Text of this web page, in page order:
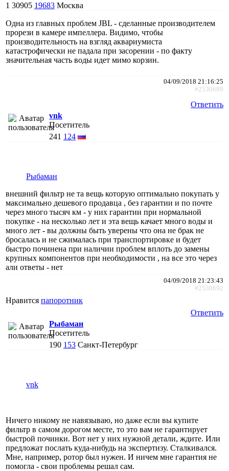
1 30905 19683 Москва
Одна из главных проблем JBL - сделанные производителем
прорези в камере импеллера. Видимо, чтобы
производительность на взгляд аквариумиста
катастрофически не падала при засорении - по факту
значительная часть воды идет мимо корзин.
04/09/2018 21:16:25
#2530689
Ответить
vnk
Посетитель
241 124
Рыбаман
внешний фильтр не та вещь которую оптимально покупать у
максимально дешевого продавца , без гарантии и по почте
через много тысяч км - у них гарантии при нормальной
покупке - на несколько лет и эта вещь качает много воды и
много лет - вы должны быть уверены что она не брак не
бросалась и не сжималась при транспортировке и будет
быстро починена при наличии проблем вплоть до замены
крупных компонентов при необходимости , на все это через
али ответы - нет
04/09/2018 21:23:43
#2530692
Нравится папоротник
Ответить
Рыбаман
Посетитель
190 153 Санкт-Петербург
vnk
Ничего никому не навязываю, но даже если вы купите
фильтр в самом дорогом месте, то это вам не гарантирует
быстрой починки. Вот нет у них нужной детали, ждите. Или
предложат послать куда-нибудь на экспертизу. Сталкивался.
Мне, например, ротор был нужен. И ничем мне гарантия не
помогла - свои проблемы решал сам.